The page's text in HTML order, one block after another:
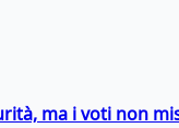
ma i voti non